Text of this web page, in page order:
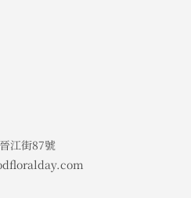
江街87號